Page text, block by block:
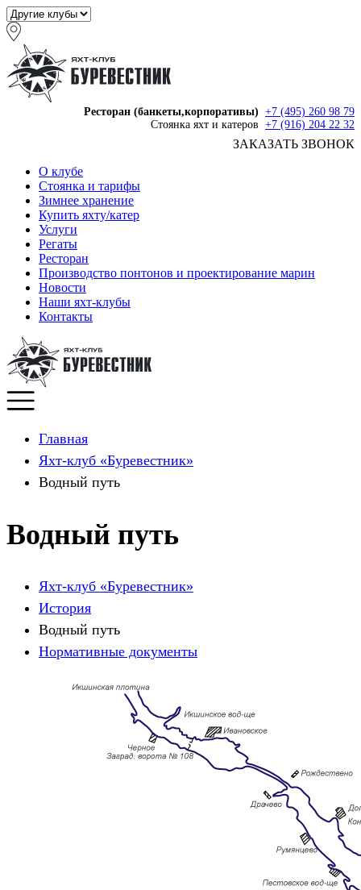
Ресторан (банкеты,корпоративы) +7 (495) 260 98 79
Стоянка яхт и катеров +7 (916) 204 22 32
ЗАКАЗАТЬ ЗВОНОК
О клубе
Стоянка и тарифы
Зимнее хранение
Купить яхту/катер
Услуги
Регаты
Ресторан
Производство понтонов и проектирование марин
Новости
Наши яхт-клубы
Контакты
Главная
Яхт-клуб «Буревестник»
Водный путь
Водный путь
Яхт-клуб «Буревестник»
История
Водный путь
Нормативные документы